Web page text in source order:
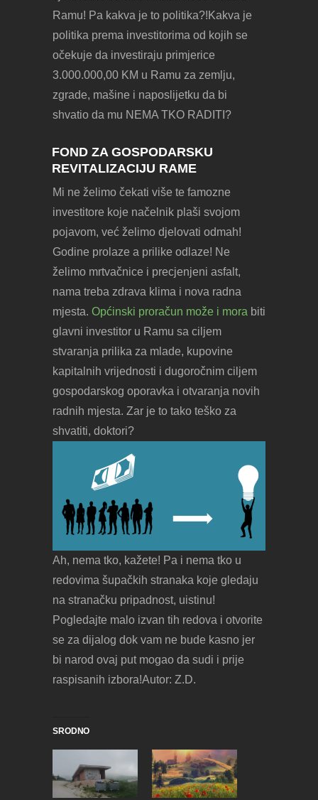
Ramu! Pa kakva je to politika?!Kakva je
politika prema investitorima od kojih se
očekuje da investiraju primjerice
3.000.000,00 KM u Ramu za zemlju,
zgrade, mašine i naposlijetku da bi
shvatio da mu NEMA TKO RADITI?
FOND ZA GOSPODARSKU
REVITALIZACIJU RAME
Mi ne želimo čekati više te famozne
investitore koje načelnik plaši svojom
pojavom, već želimo djelovati odmah!
Godine prolaze a prilike odlaze! Ne
želimo mrtvačnice i precjenjeni asfalt,
nama treba zdrava klima i nova radna
mjesta. Općinski proračun može i mora biti
glavni investitor u Ramu sa ciljem
stvaranja prilika za mlade, kupovine
kapitalnih vrijednosti i dugoročnim ciljem
gospodarskog oporavka i otvaranja novih
radnih mjesta. Zar je to tako teško za
shvatiti, doktori?
Ah, nema tko, kažete! Pa i nema tko u
redovima šupačkih stranaka koje gledaju
na stranačku pripadnost, uistinu!
Pogledajte malo izvan tih redova i otvorite
se za dijalog dok vam ne bude kasno jer
bi narod ovaj put mogao da sudi i prije
raspisanih izbora!Autor: Z.D.
SRODNO